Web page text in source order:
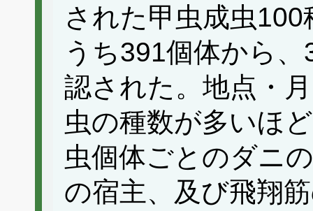
された甲虫成虫
うち391個体から
認された。地点・
虫の種数が多いほ
虫個体ごとのダニ
の宿主、及び飛翔